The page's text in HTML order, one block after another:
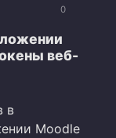
0
веб-
в
Moodle